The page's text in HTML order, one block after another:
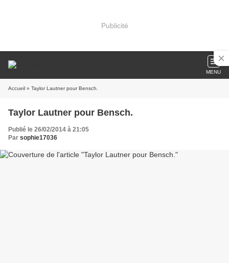
Publicité
MENU
Accueil » Taylor Lautner pour Bensch.
Taylor Lautner pour Bensch.
Publié le 26/02/2014 à 21:05
Par sophie17036